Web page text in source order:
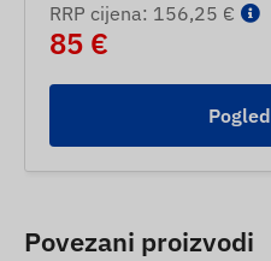
RRP cijena: 156,25 €
85 €
Pogled
Povezani proizvodi